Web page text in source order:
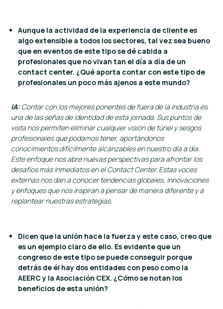
Aunque la actividad de la experiencia de cliente es
algo extensible a todos los sectores, tal vez sea bueno
que en eventos de este tipo se dé cabida a
profesionales que no vivan tan el día a día de un
contact center. ¿Qué aporta contar con este tipo de
profesionales un poco más ajenos a este mundo?
IA:Contar con los mejores ponentes de fuera de la industria es
una de las señas de identidad de esta jornada. Sus puntos de
vista nos permiten eliminar cualquier visión de túnel y sesgos
profesionales que podamos tener, aportándonos
conocimientos difícilmente alcanzables en nuestro día a día.
Este enfoque nos abre nuevas perspectivas para afrontar los
desafíos más inmediatos en el Contact Center. Estas voces
externas nos dan a conocer tendencias globales, innovaciones
y enfoques que nos inspiran a pensar de manera diferente y a
replantear nuestras estrategias.
Dicen que la unión hace la fuerza y este caso, creo que
es un ejemplo claro de ello. Es evidente que un
congreso de este tipo se puede conseguir porque
detrás de él hay dos entidades con peso como la
AEERC y la Asociación CEX. ¿Cómo se notan los
beneficios de esta unión?